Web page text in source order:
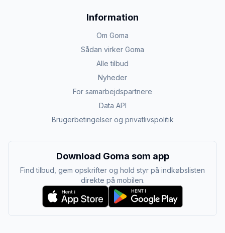
Information
Om Goma
Sådan virker Goma
Alle tilbud
Nyheder
For samarbejdspartnere
Data API
Brugerbetingelser og privatlivspolitik
Download Goma som app
Find tilbud, gem opskrifter og hold styr på indkøbslisten
direkte på mobilen.